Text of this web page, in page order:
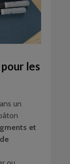
les
un
et